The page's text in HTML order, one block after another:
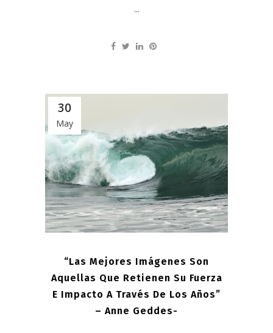
...
30
May
“Las Mejores Imágenes Son
Aquellas Que Retienen Su Fuerza
E Impacto A Través De Los Años”
– Anne Geddes-